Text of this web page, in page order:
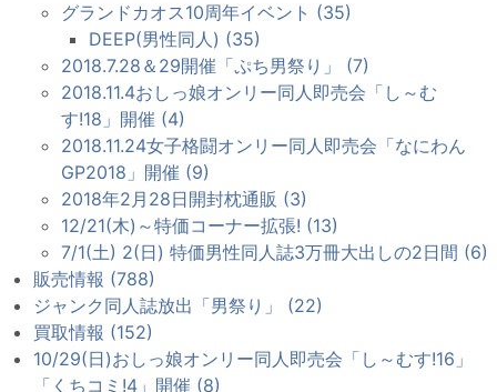
グランドカオス10周年イベント (35)
DEEP(男性同人) (35)
2018.7.28＆29開催「ぷち男祭り」 (7)
2018.11.4おしっ娘オンリー同人即売会「し～む
す!18」開催 (4)
2018.11.24女子格闘オンリー同人即売会「なにわん
GP2018」開催 (9)
2018年2月28日開封枕通販 (3)
12/21(木)～特価コーナー拡張! (13)
7/1(土) 2(日) 特価男性同人誌3万冊大出しの2日間 (6)
販売情報 (788)
ジャンク同人誌放出「男祭り」 (22)
買取情報 (152)
10/29(日)おしっ娘オンリー同人即売会「し～むす!16」
「くちコミ!4」開催 (8)